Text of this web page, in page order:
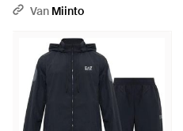
Van Miinto